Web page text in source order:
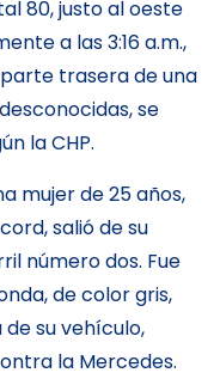
80, justo al oeste
a las 3:16 a.m.,
trasera de una
se
la CHP.
mujer de 25 años,
salió de su
número dos. Fue
de color gris,
su vehículo,
la Mercedes.